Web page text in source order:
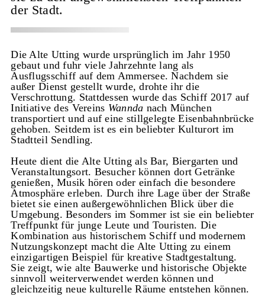
der Stadt.
Die Alte Utting wurde ursprünglich im Jahr 1950
gebaut und fuhr viele Jahrzehnte lang als
Ausflugsschiff auf dem Ammersee. Nachdem sie
außer Dienst gestellt wurde, drohte ihr die
Verschrottung. Stattdessen wurde das Schiff 2017 auf
Initiative des Vereins Wannda nach München
transportiert und auf eine stillgelegte Eisenbahnbrücke
gehoben. Seitdem ist es ein beliebter Kulturort im
Stadtteil Sendling.
Heute dient die Alte Utting als Bar, Biergarten und
Veranstaltungsort. Besucher können dort Getränke
genießen, Musik hören oder einfach die besondere
Atmosphäre erleben. Durch ihre Lage über der Straße
bietet sie einen außergewöhnlichen Blick über die
Umgebung. Besonders im Sommer ist sie ein beliebter
Treffpunkt für junge Leute und Touristen. Die
Kombination aus historischem Schiff und modernem
Nutzungskonzept macht die Alte Utting zu einem
einzigartigen Beispiel für kreative Stadtgestaltung.
Sie zeigt, wie alte Bauwerke und historische Objekte
sinnvoll weiterverwendet werden können und
gleichzeitig neue kulturelle Räume entstehen können.